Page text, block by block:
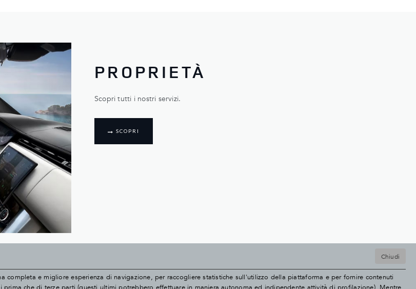
PROPRIETÀ
Scopri tutti i nostri servizi.
SCOPRI
e migliore esperienza di navigazione, per raccogliere statistiche sull'utilizzo della piattaforma e per fornire contenuti
che di terze parti (questi ultimi potrebbero effettuare in maniera autonoma ed indipendente attività di profilazione). Mentre
Chiudi